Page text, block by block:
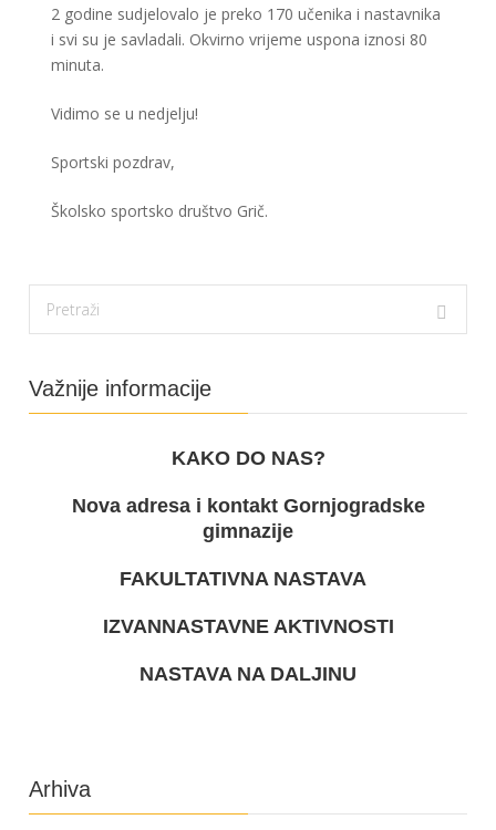
2 godine sudjelovalo je preko 170 učenika i nastavnika
i svi su je savladali. Okvirno vrijeme uspona iznosi 80
minuta.
Vidimo se u nedjelju!
Sportski pozdrav,
Školsko sportsko društvo Grič.
Važnije informacije
KAKO DO NAS?
Nova adresa i kontakt Gornjogradske
gimnazije
FAKULTATIVNA NASTAVA
IZVANNASTAVNE AKTIVNOSTI
NASTAVA NA DALJINU
Arhiva